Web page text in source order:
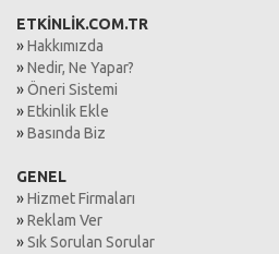
ETKİNLİK.COM.TR
»Hakkımızda
»Nedir, Ne Yapar?
»Öneri Sistemi
»Etkinlik Ekle
»Basında Biz
GENEL
»Hizmet Firmaları
»Reklam Ver
»Sık Sorulan Sorular